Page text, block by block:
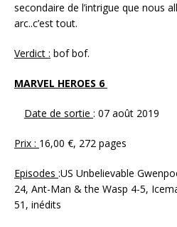
secondaire de l’intrigue que nous
arc..c’est tout.
Verdict : bof bof.
MARVEL HEROES 6
Date de sortie : 07 août 2019
Prix : 16,00 €, 272 pages
Episodes :US Unbelievable
24, Ant-Man & the Wasp 4-5,
51, inédits